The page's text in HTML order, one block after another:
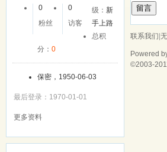
0
粉丝
0
访客
级：新
手上路
总积
分： 0
保密，1950-06-03
最后登录：1970-01-01
更多资料
留言
联系我们|
Powered
©2003-